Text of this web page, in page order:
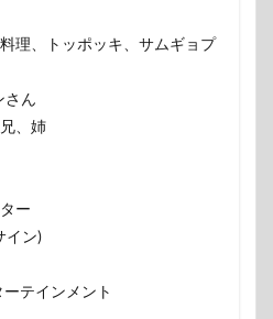
理、トッポッキ、サムギョプ
さん
、姉
ー
イン)
テインメント